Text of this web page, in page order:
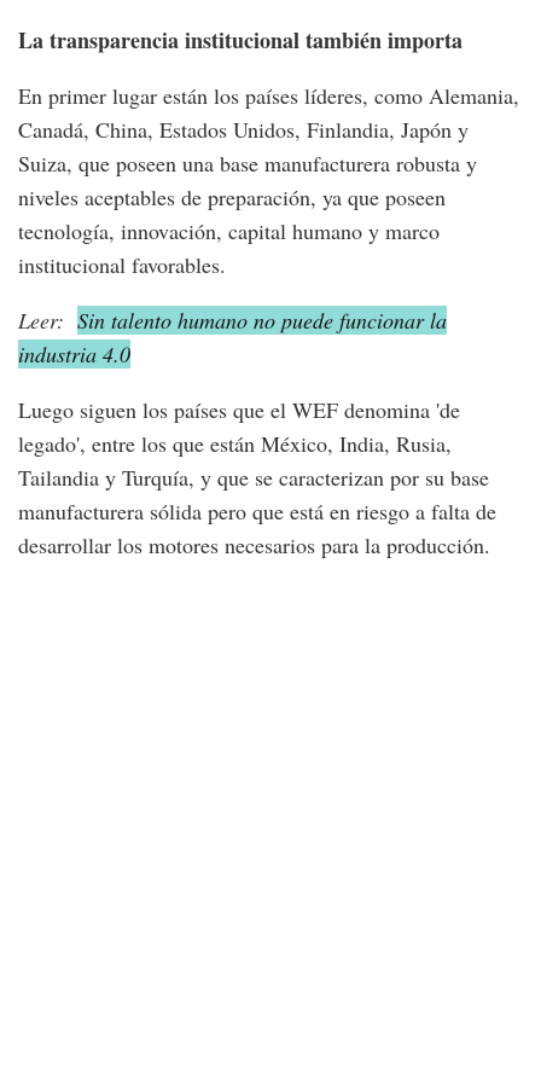
La transparencia institucional también importa
En primer lugar están los países líderes, como Alemania,
Canadá, China, Estados Unidos, Finlandia, Japón y
Suiza, que poseen una base manufacturera robusta y
niveles aceptables de preparación, ya que poseen
tecnología, innovación, capital humano y marco
institucional favorables.
Leer: Sin talento humano no puede funcionar la
industria 4.0
Luego siguen los países que el WEF denomina 'de
legado', entre los que están México, India, Rusia,
Tailandia y Turquía, y que se caracterizan por su base
manufacturera sólida pero que está en riesgo a falta de
desarrollar los motores necesarios para la producción.